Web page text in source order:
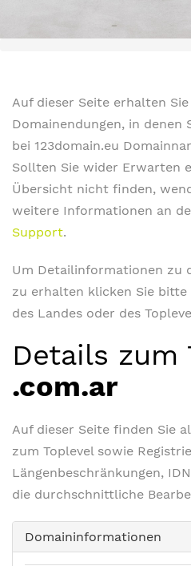
Auf dieser Seite erhalten
Domainendungen, in denen
bei 123domain.eu
Sollten Sie wider Erwarten
Übersicht nicht finden,
weitere Informationen an
Support.
Um Detailinformationen zu
zu erhalten klicken Sie bitte
des Landes oder des
Details zum
.com.ar
Auf dieser Seite finden Sie
zum Toplevel sowie
Längenbeschränkungen,
die durchschnittliche
Domaininformationen